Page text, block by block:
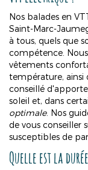
Nos balades en
Saint-Marc-
à tous, quels que
compétence.
vêtements
température, ainsi
conseillé
soleil et, dans
optimale. Nos
de vous conseiller
susceptibles de
Quelle est la